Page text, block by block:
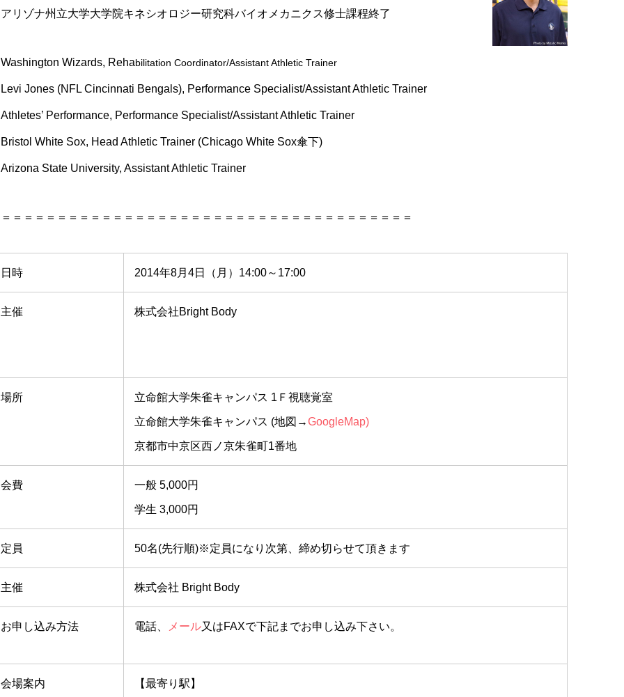
リゾナ州立大学大学院キネシオロジー研究科バイオメカニクス修士課程終了
Wizards, Rehabilitation Coordinator/Assistant Athletic Trainer
Jones (NFL Cincinnati Bengals), Performance Specialist/Assistant Athletic Trainer
Performance, Performance Specialist/Assistant Athletic Trainer
White Sox, Head Athletic Trainer (Chicago White Sox傘下)
State University, Assistant Athletic Trainer
＝＝＝＝＝＝＝＝＝＝＝＝＝＝＝＝＝＝＝＝＝＝＝＝＝＝＝＝＝＝＝＝＝＝＝＝
日時 2014年8月4日（月）14:00～17:00
主催 株式会社Bright Body
場所 立命館大学朱雀キャンパス 1Ｆ視聴覚室
立命館大学朱雀キャンパス (地図→GoogleMap)
京都市中京区西ノ京朱雀町1番地
会費 一般 5,000円
学生 3,000円
定員 50名(先行順)※定員になり次第、締め切らせて頂きます
主催 株式会社 Bright Body
お申し込み方法 電話、 メール又はFAXで下記までお申し込み下さい。
会場案内 【最寄り駅】